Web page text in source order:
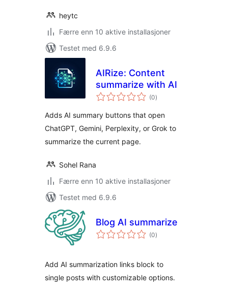
heytc
Færre enn 10 aktive installasjoner
Testet med 6.9.6
AIRize: Content
summarize with AI
(0totale
vurderinger
)
Adds AI summary buttons that open
ChatGPT, Gemini, Perplexity, or Grok to
summarize the current page.
Sohel Rana
Færre enn 10 aktive installasjoner
Testet med 6.9.6
Blog AI summarize
(0totale
vurderinger
)
Add AI summarization links block to
single posts with customizable options.